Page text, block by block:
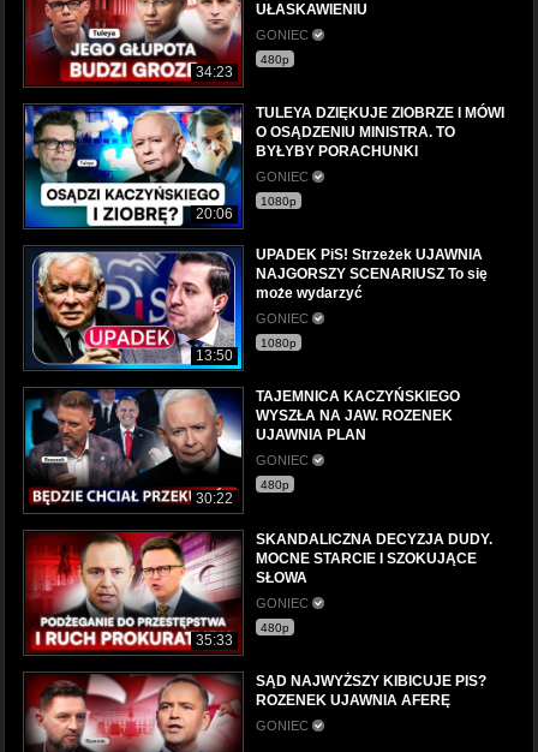
34:23
UŁASKAWIENIU
GONIEC
480p
20:06
TULEYA DZIĘKUJE ZIOBRZE I MÓWI
O OSĄDZENIU MINISTRA. TO
BYŁYBY PORACHUNKI
GONIEC
1080p
13:50
UPADEK PiS! Strzeżek UJAWNIA
NAJGORSZY SCENARIUSZ To się
może wydarzyć
GONIEC
1080p
30:22
TAJEMNICA KACZYŃSKIEGO
WYSZŁA NA JAW. ROZENEK
UJAWNIA PLAN
GONIEC
480p
35:33
SKANDALICZNA DECYZJA DUDY.
MOCNE STARCIE I SZOKUJĄCE
SŁOWA
GONIEC
480p
SĄD NAJWYŻSZY KIBICUJE PIS?
ROZENEK UJAWNIA AFERĘ
GONIEC